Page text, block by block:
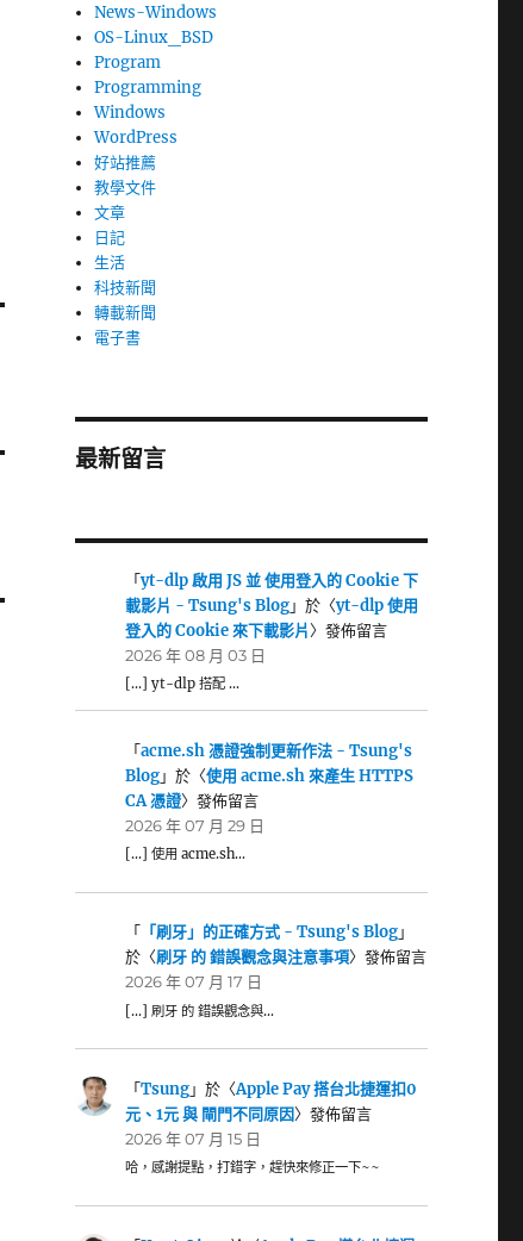
News-Windows
OS-Linux_BSD
Program
Programming
Windows
WordPress
好站推薦
教學文件
文章
日記
生活
科技新聞
轉載新聞
電子書
最新留言
「yt-dlp 啟用 JS 並 使用登入的 Cookie 下
載影片 - Tsung's Blog」於〈yt-dlp 使用
登入的 Cookie 來下載影片〉發佈留言
2026 年 08 月 03 日
[…] yt-dlp 搭配 …
「acme.sh 憑證強制更新作法 - Tsung's
Blog」於〈使用 acme.sh 來產生 HTTPS
CA 憑證〉發佈留言
2026 年 07 月 29 日
[…] 使用 acme.sh…
「 「刷牙」的正確方式 - Tsung's Blog」
於〈刷牙 的 錯誤觀念與注意事項〉發佈留言
2026 年 07 月 17 日
[…] 刷牙 的 錯誤觀念與…
「Tsung」於〈Apple Pay 搭台北捷運扣0
元、1元 與 閘門不同原因〉發佈留言
2026 年 07 月 15 日
哈，感謝提點，打錯字，趕快來修正一下~~